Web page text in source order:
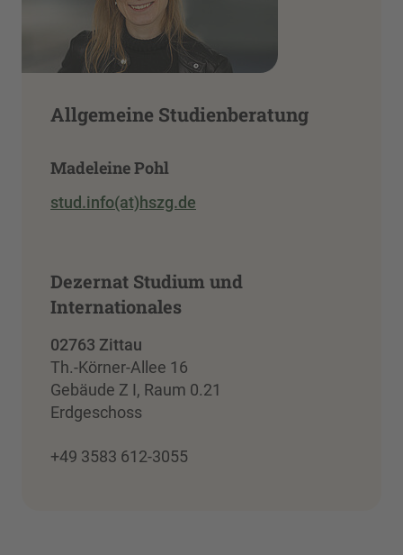
Allgemeine Studienberatung
Madeleine Pohl
stud.info(at)hszg.de
Dezernat Studium und
Internationales
02763 Zittau
Th.-Körner-Allee 16
Gebäude Z I, Raum 0.21
Erdgeschoss
+49 3583 612-3055